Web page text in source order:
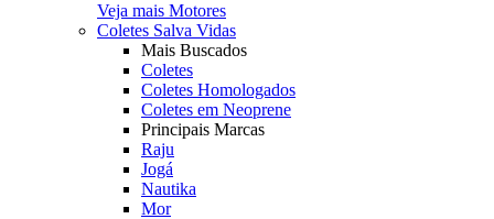
Veja mais Motores
Coletes Salva Vidas
Mais Buscados
Coletes
Coletes Homologados
Coletes em Neoprene
Principais Marcas
Raju
Jogá
Nautika
Mor